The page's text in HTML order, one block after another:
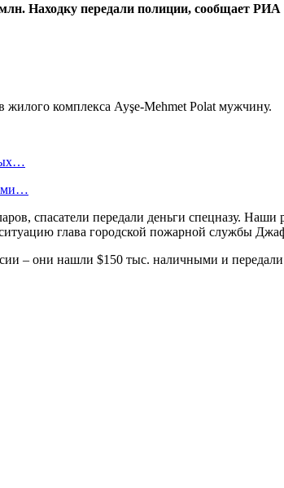
Находку передали полиции, сообщает
жилого комплекса Ayşe-Mehmet Polat мужчину.
спасатели передали деньги спецназу.
глава городской пожарной службы
– они нашли $150 тыс. наличными и